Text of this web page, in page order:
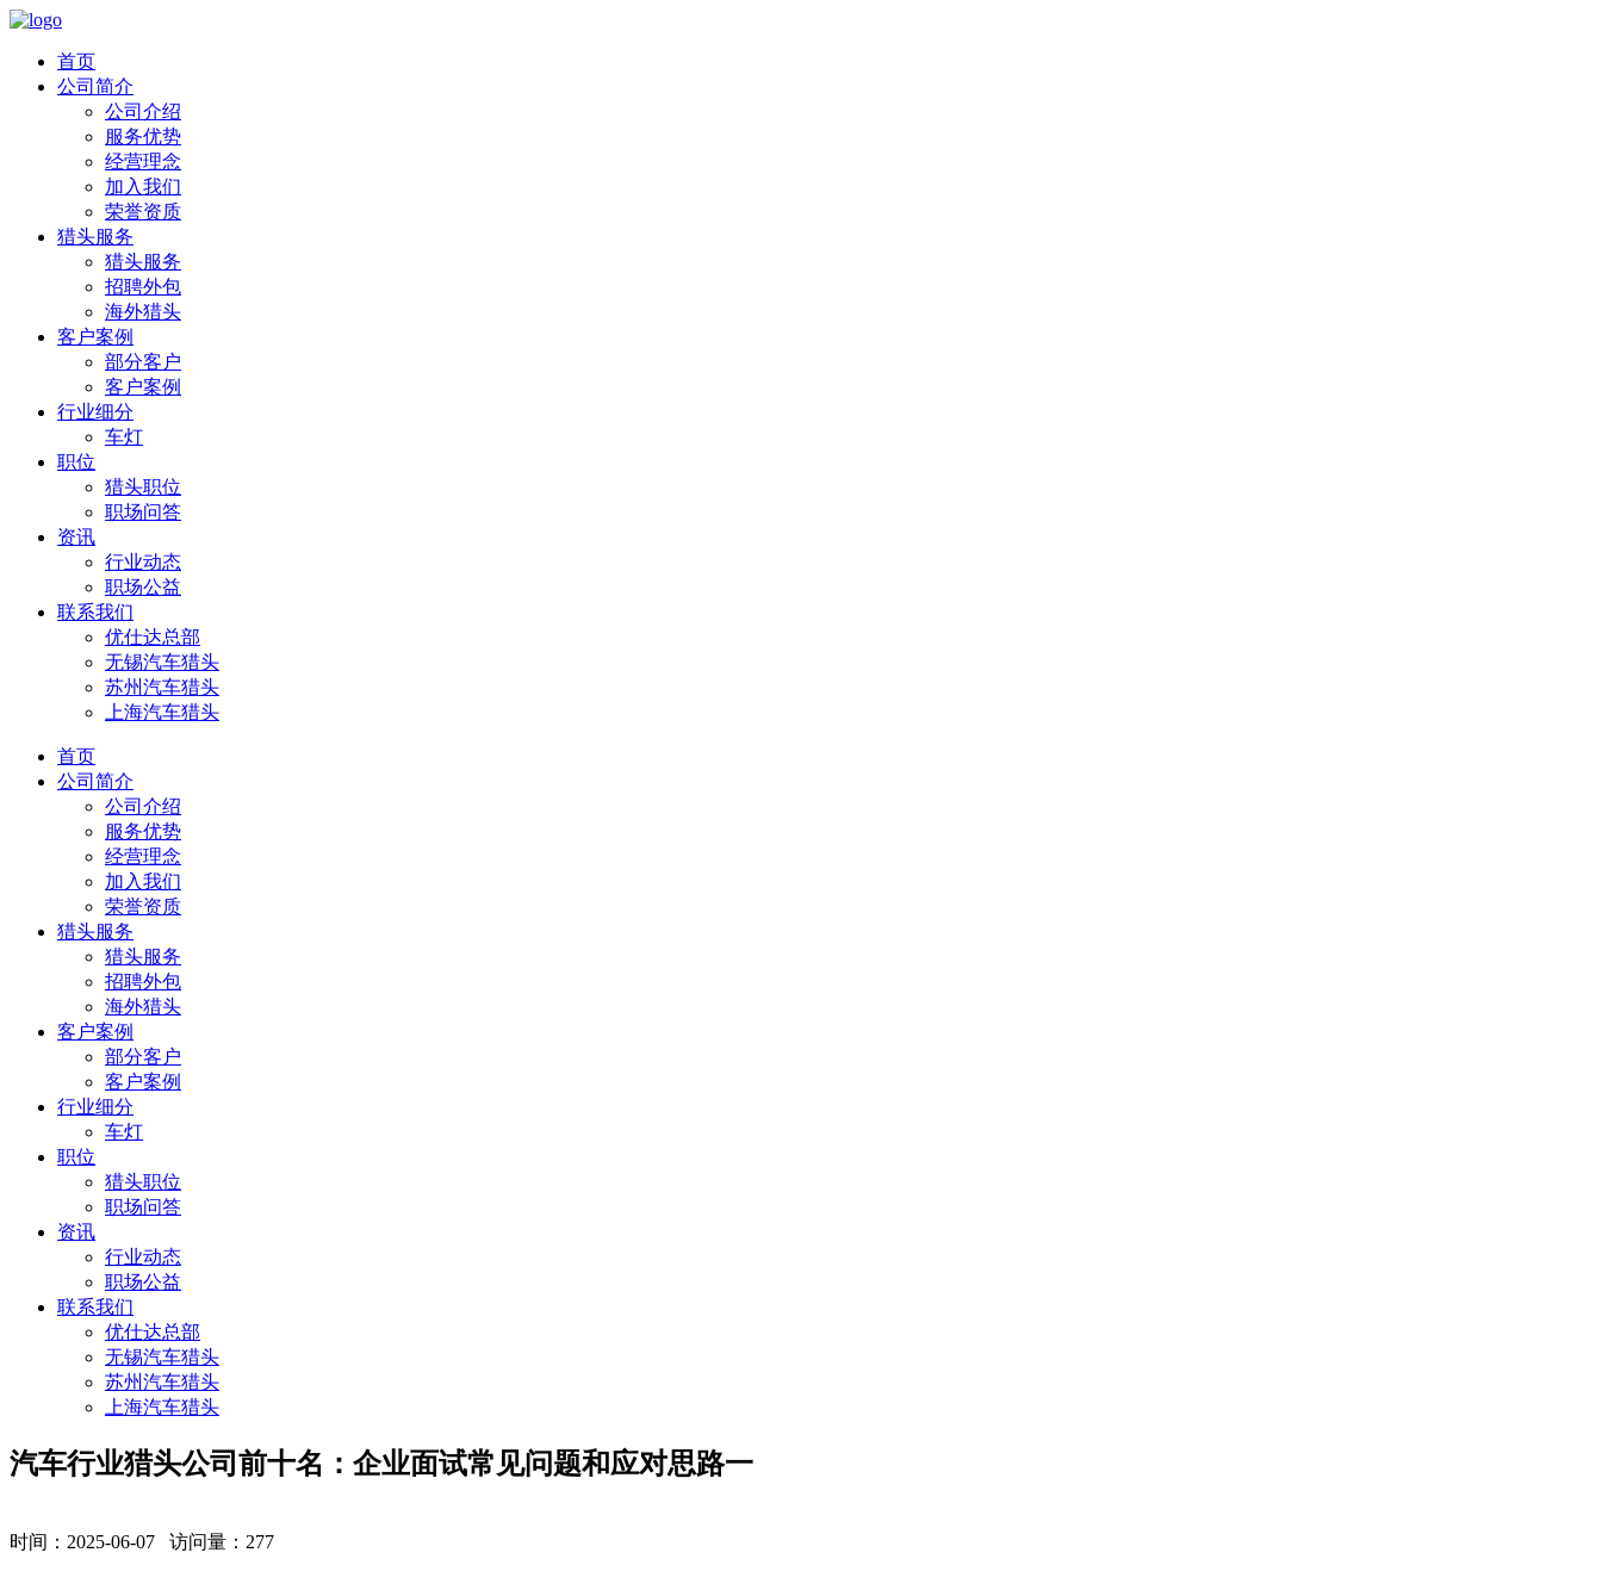
首页
公司简介
公司介绍
服务优势
经营理念
加入我们
荣誉资质
猎头服务
猎头服务
招聘外包
海外猎头
客户案例
部分客户
客户案例
行业细分
车灯
职位
猎头职位
职场问答
资讯
行业动态
职场公益
联系我们
优仕达总部
无锡汽车猎头
苏州汽车猎头
上海汽车猎头
首页
公司简介
公司介绍
服务优势
经营理念
加入我们
荣誉资质
猎头服务
猎头服务
招聘外包
海外猎头
客户案例
部分客户
客户案例
行业细分
车灯
职位
猎头职位
职场问答
资讯
行业动态
职场公益
联系我们
优仕达总部
无锡汽车猎头
苏州汽车猎头
上海汽车猎头
汽车行业猎头公司前十名：企业面试常见问题和应对思路一
时间：2025-06-07 访问量： 277